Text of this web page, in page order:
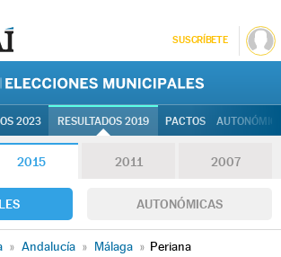
SUSCRÍBETE
2023 RESULTADOS 2019 PACTOS
2015 2011 2007
AUTONÓMICAS
» Andalucía » Málaga » Periana